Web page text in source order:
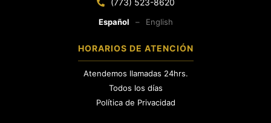
(773) 523-8620
Español – English
HORARIOS DE ATENCIÓN
Atendemos llamadas 24hrs.
Todos los días
Política de Privacidad